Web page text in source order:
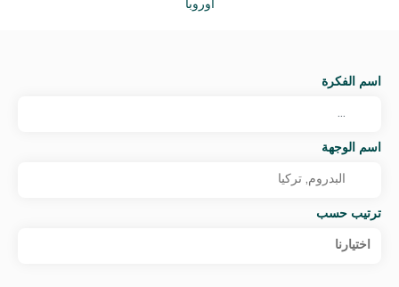
أوروبا
اسم الفكرة
اسم الوجهة
ترتيب حسب
اختيارنا